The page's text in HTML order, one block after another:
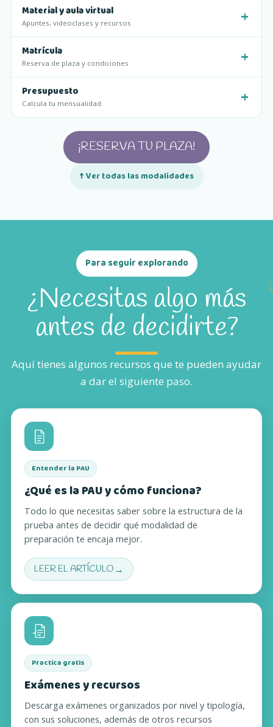
Material y aula virtual
Apuntes, videoclases y recursos
Matrícula
Reserva de plaza y condiciones
Presupuesto
Calcula tu mensualidad
¡RESERVA TU PLAZA!
↑ Ver todas las modalidades
Para seguir explorando
¿Necesitas algo más
antes de decidirte?
Aquí tienes algunos recursos que te pueden ayudar
a dar el siguiente paso.
Entender la PAU
¿Qué es la PAU y cómo funciona?
Todo lo que necesitas saber sobre la estructura de la
prueba antes de decidir qué modalidad de
preparación te encaja mejor.
LEER EL ARTÍCULO →
(SE ABRE EN UNA PESTAÑA NUEVA)
Practica gratis
Exámenes y recursos
Descarga exámenes organizados por nivel y tipología,
con sus soluciones, además de otros recursos